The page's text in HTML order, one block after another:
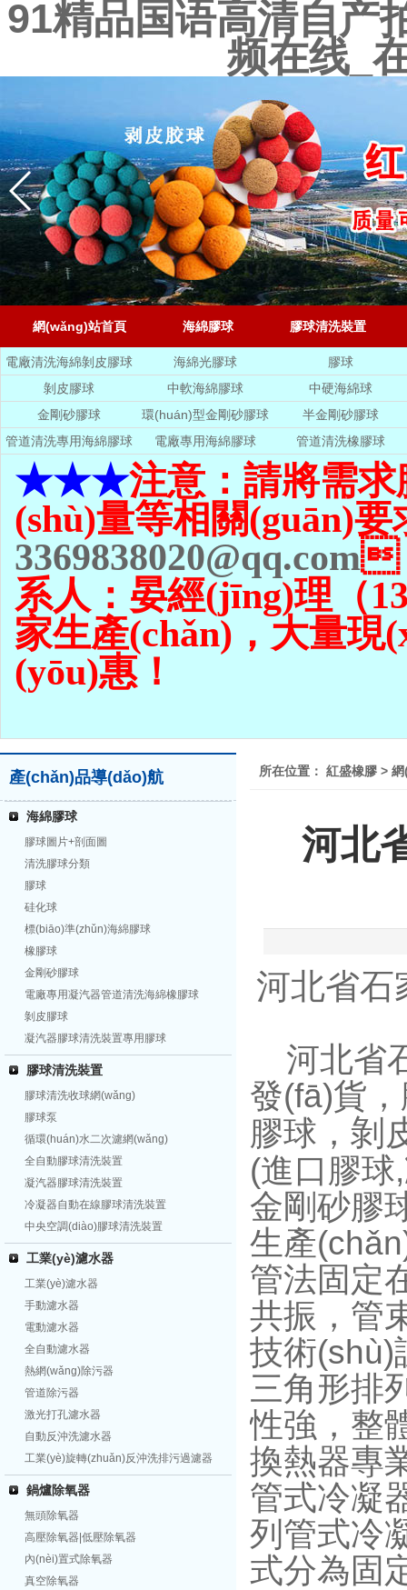
91精品国语高清自产
频在线_
網(wǎng)站首頁 海綿膠球 膠球清洗裝置
電廠清洗海綿剝皮膠球 海綿光膠球
膠球
剝皮膠球
中軟海綿膠球
中硬海綿球
金剛砂膠球
環(huán)型金剛砂膠球
半金剛砂膠球
管道清洗專用海綿膠球
電廠專用海綿膠球 管道清洗橡膠球
★★★注意：請將需求
(shù)量等相關(guān)
3369838020@qq.com
系人：晏經(jīng)理（
家生產(chǎn)，大量現
(yōu)惠！
產(chǎn)品導(dǎo)航
海綿膠球
膠球圖片+剖面圖
清洗膠球分類
膠球
硅化球
標(biāo)準(zhǔn)海綿膠球
橡膠球
金剛砂膠球
電廠專用凝汽器管道清洗海綿橡膠球
剝皮膠球
凝汽器膠球清洗裝置專用膠球
膠球清洗裝置
膠球清洗收球網(wǎng)
膠球泵
循環(huán)水二次濾網(wǎng)
全自動膠球清洗裝置
凝汽器膠球清洗裝置
冷凝器自動在線膠球清洗裝置
中央空調(diào)膠球清洗裝置
工業(yè)濾水器
工業(yè)濾水器
手動濾水器
電動濾水器
全自動濾水器
熱網(wǎng)除污器
管道除污器
激光打孔濾水器
自動反沖洗濾水器
工業(yè)旋轉(zhuǎn)反沖洗排污過濾器
鍋爐除氧器
無頭除氧器
高壓除氧器|低壓除氧器
內(nèi)置式除氧器
真空除氧器
所在位置： 紅盛橡膠 >
河北
河北省石
河北省
發(fā)貨
膠球， 剝
(進口膠球
金剛砂膠
生產
管法固定
共振，
技術(shù)
三角形排
性強，
換熱器專
管式冷凝器
列管式冷
式分為固